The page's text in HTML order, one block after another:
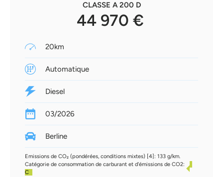
CLASSE A 200 D
44 970 €
20km
Automatique
Diesel
03/2026
Berline
Emissions de CO₂ (pondérées, conditions mixtes) [4]: 133 g/km.
Catégorie de consommation de carburant et d'émissions de CO2:
C